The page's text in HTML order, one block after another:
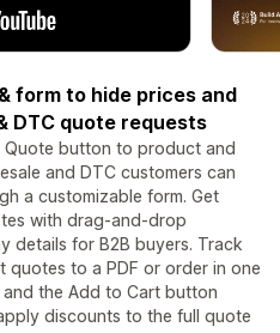
form to hide prices and
DTC quote requests
Quote button to product and
and DTC customers can
a customizable form. Get
with drag-and-drop
details for B2B buyers. Track
to a PDF or order in one
the Add to Cart button
discounts to the full quote